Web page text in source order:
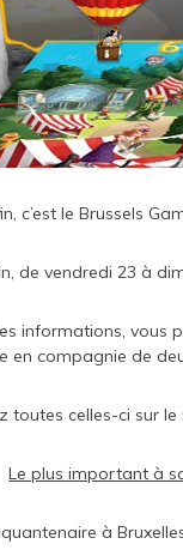
c’est leBrussels
de vendredi 23 à
informations, vous
en compagnie de
toutes celles-ci surle
Le plus important à
à